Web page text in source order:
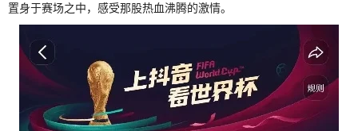
置身于赛场之中，感受那股热血沸腾的激情。